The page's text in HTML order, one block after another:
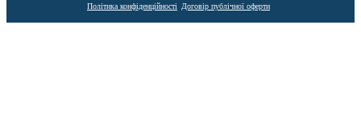
Політика конфіденційності Договір публічної оферти